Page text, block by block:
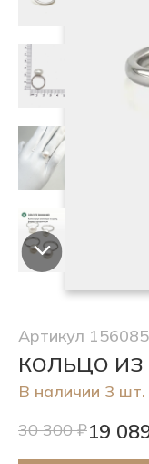
Артикул
КОЛЬЦО ИЗ
В наличии 3 шт.
30 300 ₽19